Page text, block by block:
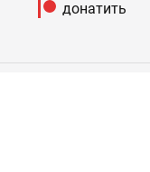
донатить